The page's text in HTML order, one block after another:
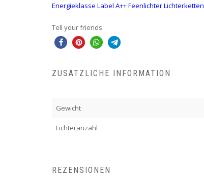
Energieklasse Label A++ Feenlichter Lichterketten
Tell your friends
ZUSÄTZLICHE INFORMATION
Gewicht
Lichteranzahl
REZENSIONEN